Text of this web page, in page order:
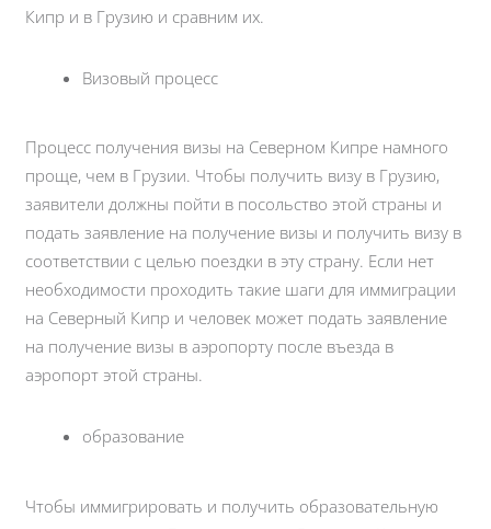
Кипр и в Грузию и сравним их.
Визовый процесс
Процесс получения визы на Северном Кипре намного
проще, чем в Грузии. Чтобы получить визу в Грузию,
заявители должны пойти в посольство этой страны и
подать заявление на получение визы и получить визу в
соответствии с целью поездки в эту страну. Если нет
необходимости проходить такие шаги для иммиграции
на Северный Кипр и человек может подать заявление
на получение визы в аэропорту после въезда в
аэропорт этой страны.
образование
Чтобы иммигрировать и получить образовательную